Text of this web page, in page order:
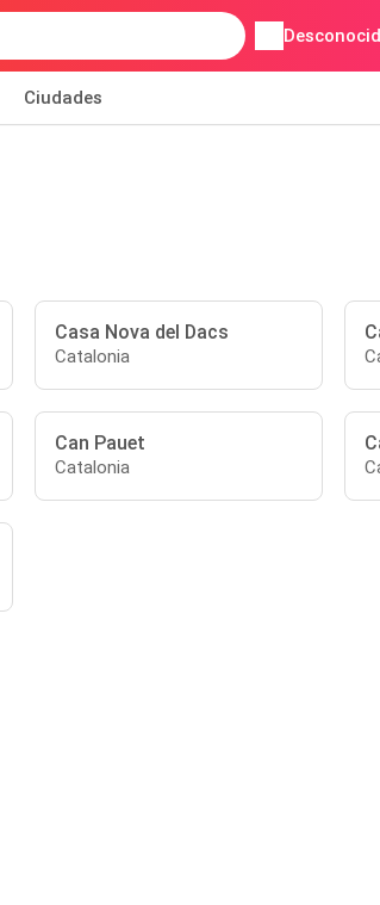
Ciudades
Casa Nova del Dacs
Catalonia
Can Pauet
Catalonia